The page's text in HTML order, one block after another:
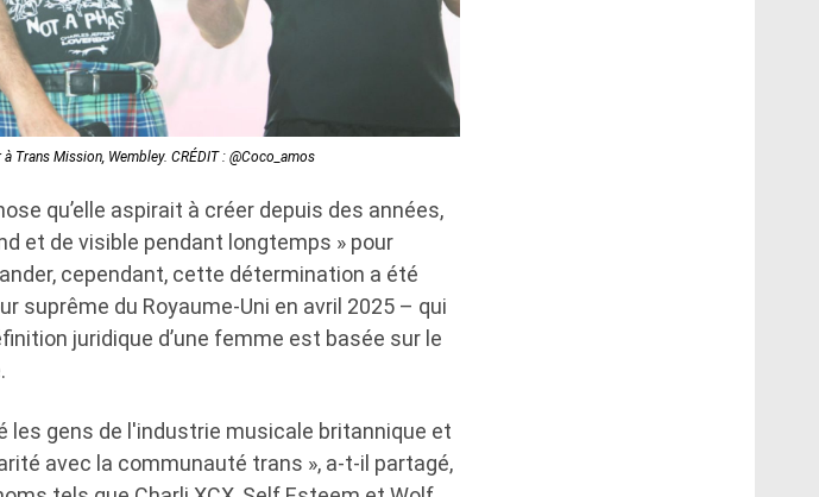
Trans Mission, Wembley. CRÉDIT : @Coco_amos
qu’elle aspirait à créer depuis des années,
et de visible pendant longtemps » pour
cependant, cette détermination a été
suprême du Royaume-Uni en avril 2025 – qui
juridique d’une femme est basée sur le
les gens de l'industrie musicale britannique et
avec la communauté trans », a-t-il partagé,